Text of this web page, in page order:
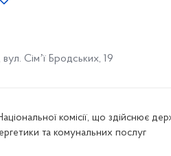
Сімʼї Бродських, 19
комісії, що здійснює
та комунальних послуг